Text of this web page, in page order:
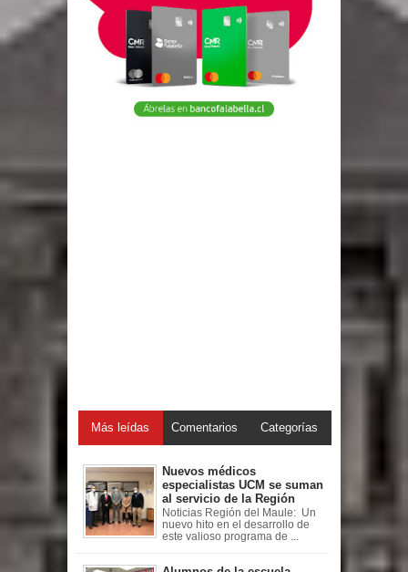
Más leídas Comentarios Categorías
Nuevos médicos
especialistas UCM se suman
al servicio de la Región
Noticias Región del Maule: Un
nuevo hito en el desarrollo de
este valioso programa de ...